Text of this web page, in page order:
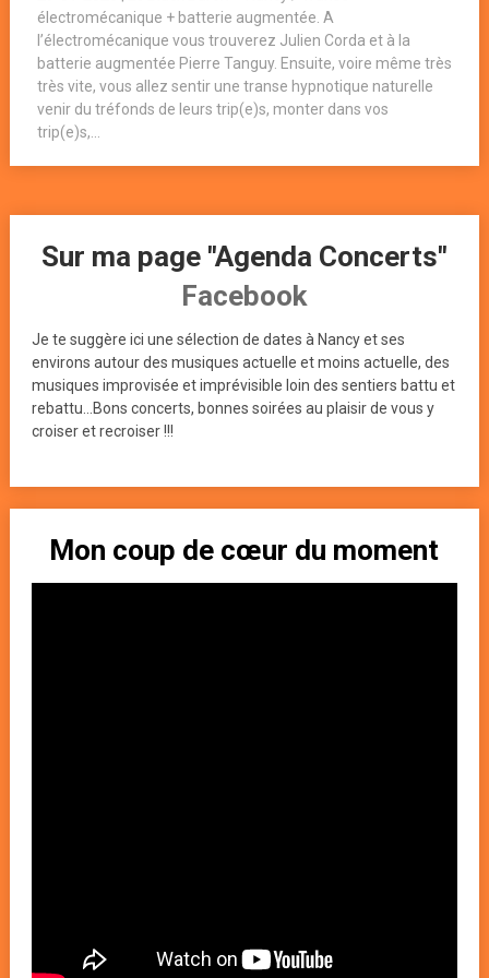
électromécanique + batterie augmentée. A
l’électromécanique vous trouverez Julien Corda et à la
batterie augmentée Pierre Tanguy. Ensuite, voire même très
très vite, vous allez sentir une transe hypnotique naturelle
venir du tréfonds de leurs trip(e)s, monter dans vos
trip(e)s,...
Sur ma page "Agenda Concerts"
Facebook
Je te suggère ici une sélection de dates à Nancy et ses
environs autour des musiques actuelle et moins actuelle, des
musiques improvisée et imprévisible loin des sentiers battu et
rebattu...Bons concerts, bonnes soirées au plaisir de vous y
croiser et recroiser !!!
Mon coup de cœur du moment